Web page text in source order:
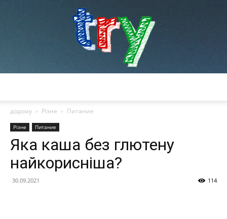
додому
Різне Питание
Різне Питание
Яка каша без глютену
найкорисніша?
30.09.2021 114